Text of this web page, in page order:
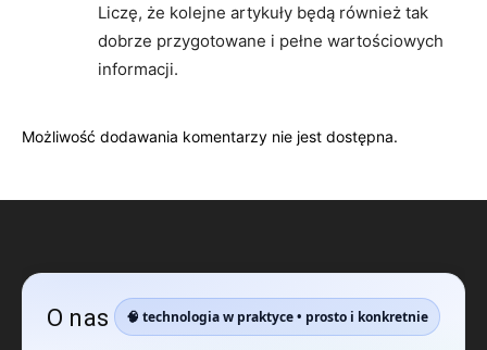
Liczę, że kolejne artykuły będą również tak
dobrze przygotowane i pełne wartościowych
informacji.
Możliwość dodawania komentarzy nie jest dostępna.
O nas 🧠 technologia w praktyce • prosto i konkretnie